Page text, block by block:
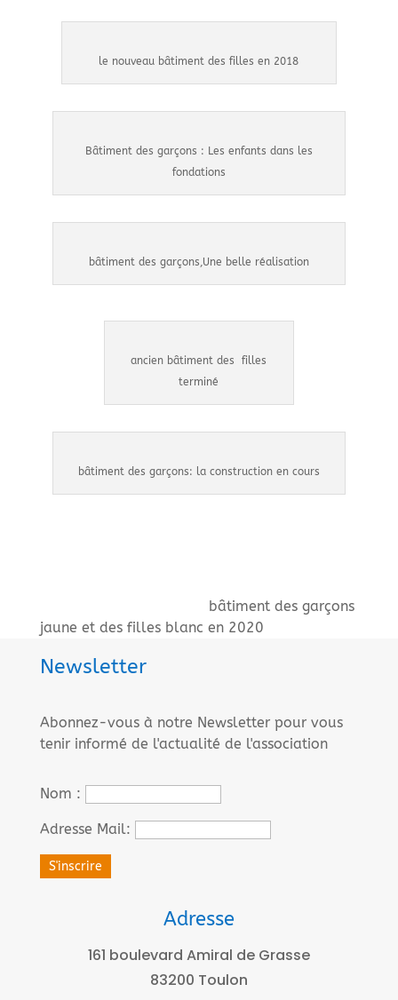
le nouveau bâtiment des filles en 2018
Bâtiment des garçons : Les enfants dans les
fondations
bâtiment des garçons,Une belle réalisation
ancien bâtiment des filles
terminé
bâtiment des garçons: la construction en cours
bâtiment des garçons
jaune et des filles blanc en 2020
Newsletter
Abonnez-vous à notre Newsletter pour vous
tenir informé de l'actualité de l'association
Nom :
Adresse Mail:
Adresse
161 boulevard Amiral de Grasse
83200 Toulon